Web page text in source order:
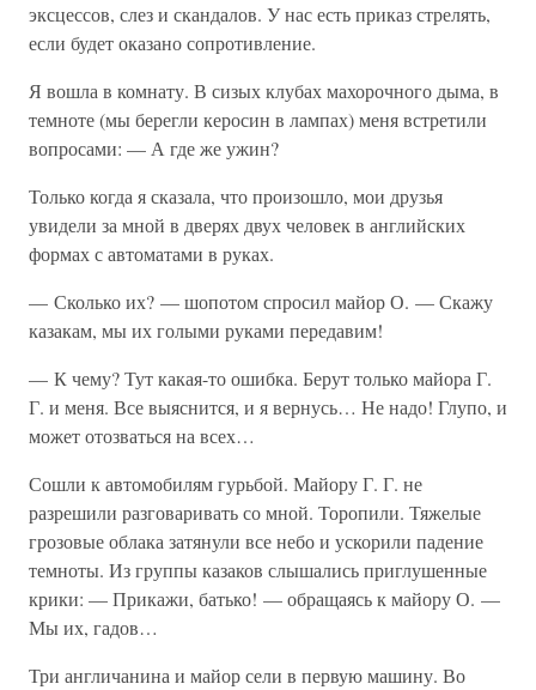
эксцессов, слез и скандалов. У нас есть приказ стрелять,
если будет оказано сопротивление.
Я вошла в комнату. В сизых клубах махорочного дыма, в
темноте (мы берегли керосин в лампах) меня встретили
вопросами: — А где же ужин?
Только когда я сказала, что произошло, мои друзья
увидели за мной в дверях двух человек в английских
формах с автоматами в руках.
— Сколько их? — шопотом спросил майор О. — Скажу
казакам, мы их голыми руками передавим!
— К чему? Тут какая-то ошибка. Берут только майора Г.
Г. и меня. Все выяснится, и я вернусь… Не надо! Глупо, и
может отозваться на всех…
Сошли к автомобилям гурьбой. Майору Г. Г. не
разрешили разговаривать со мной. Торопили. Тяжелые
грозовые облака затянули все небо и ускорили падение
темноты. Из группы казаков слышались приглушенные
крики: — Прикажи, батько! — обращаясь к майору О. —
Мы их, гадов…
Три англичанина и майор сели в первую машину. Во